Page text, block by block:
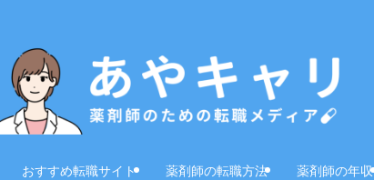
おすすめ転職サイト 薬剤師の転職方法 薬剤師の年収